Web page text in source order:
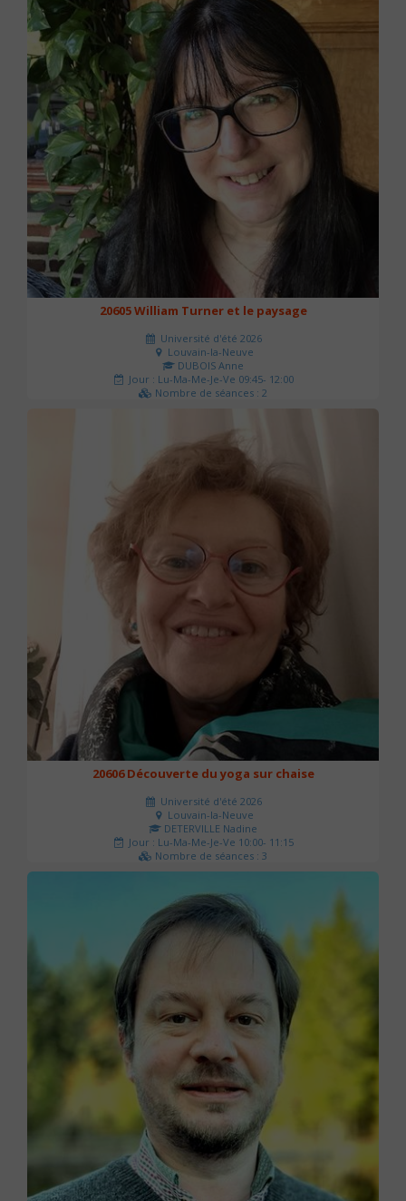
20605 William Turner et le paysage
Université d'été 2026
Louvain-la-Neuve
DUBOIS Anne
Jour : Lu-Ma-Me-Je-Ve 09:45- 12:00
Nombre de séances : 2
20606 Découverte du yoga sur chaise
Université d'été 2026
Louvain-la-Neuve
DETERVILLE Nadine
Jour : Lu-Ma-Me-Je-Ve 10:00- 11:15
Nombre de séances : 3
30 €